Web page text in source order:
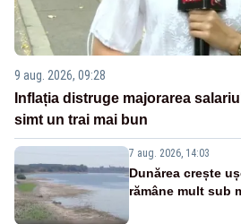
9 aug. 2026, 09:28
Inflația distruge majorarea
simt un trai mai bun
7 aug. 2026, 14:03
Dunărea crește
rămâne mult sub